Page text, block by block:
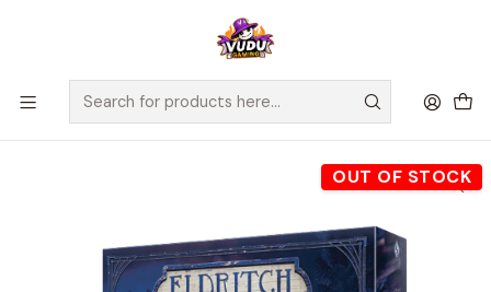
🚀 ¡Despachamos a todo Chile! Envío GRATIS a Regiones sobre
$100.000 y a RM sobre $35.000
Home Juegos de Mesa Editorial Fantasy Flight
Eldritch Horror - Español
OUT OF STOCK